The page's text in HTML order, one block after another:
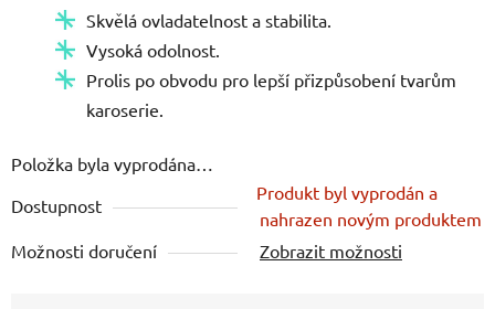
Skvělá ovladatelnost a stabilita.
Vysoká odolnost.
Prolis po obvodu pro lepší přizpůsobení tvarům
karoserie.
Položka byla vyprodána…
Dostupnost
Produkt byl vyprodán a
nahrazen novým produktem
Možnosti doručení
Zobrazit možnosti
hvězdiček.